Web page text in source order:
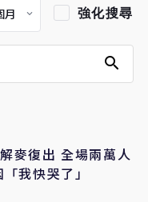
強化搜尋
出 全場兩萬人
咽「我快哭了」